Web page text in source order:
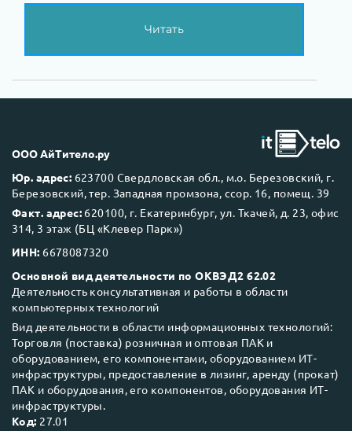
Читать
ООО АйТитело.ру
Юр. адрес: 623700 Свердловская обл., м.о. Березовский, г.
Березовский, тер. Западная промзона, ссор. 16, помещ. 39
Факт. адрес: 620100, г. Екатеринбург, ул. Ткачей, д. 23, офис
314, 3 этаж (БЦ «Клевер Парк»)
ИНН: 6678087320
Основной вид деятельности по ОКВЭД2 62.02
Деятельность консультативная и работы в области
компьютерных технологий
Вид деятельности в области информационных технологий:
Торговля (поставка) розничная и оптовая ПАК и
оборудованием, его компонентами, оборудованием ИТ-
инфраструктуры, предоставление в лизинг, аренду (прокат)
ПАК и оборудования, его компонентов, оборудования ИТ-
инфраструктуры.
Код: 27.01